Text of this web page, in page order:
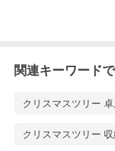
関連キーワード
クリスマスツリー 卓
クリスマスツリー